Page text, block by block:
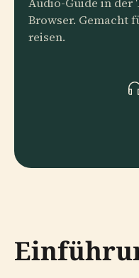
Browser. Gemacht
reisen.